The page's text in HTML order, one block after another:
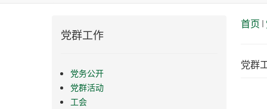
党群工作
党务公开
党群活动
工会
首页
党群